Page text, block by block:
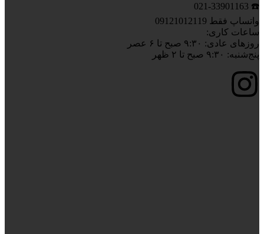
☎️ 021-33901163
واتساپ فقط 09121012119
ساعات کاری:
روزهای عادی: ۹:۳۰ صبح تا ۶ عصر
پنج‌شنبه: ۹:۳۰ صبح تا ۲ ظهر